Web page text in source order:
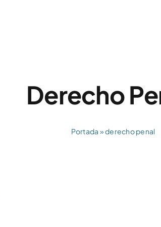
Derecho
Portada »derecho penal